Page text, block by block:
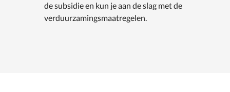
de subsidie en kun je aan de slag met de
verduurzamingsmaatregelen.